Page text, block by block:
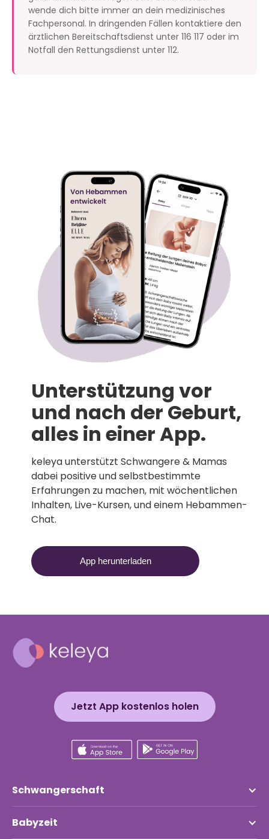
wende dich bitte immer an dein medizinisches
Fachpersonal. In dringenden Fällen kontaktiere den
ärztlichen Bereitschaftsdienst unter 116 117 oder im
Notfall den Rettungsdienst unter 112.
Unterstützung vor
und nach der Geburt,
alles in einer App.
keleya unterstützt Schwangere & Mamas
dabei positive und selbstbestimmte
Erfahrungen zu machen, mit wöchentlichen
Inhalten, Live-Kursen, und einem Hebammen-
Chat.
App herunterladen
Jetzt App kostenlos holen
Schwangerschaft
Babyzeit